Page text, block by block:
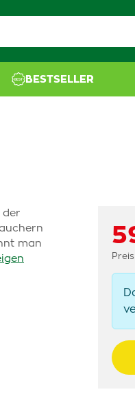
BESTSELLER
der
man